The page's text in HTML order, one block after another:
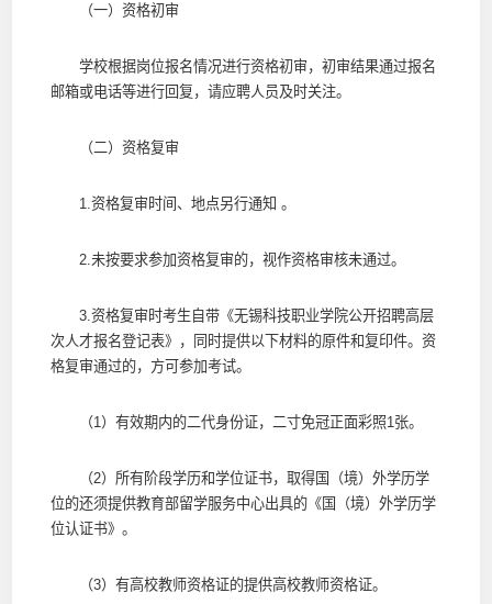
（一）资格初审
学校根据岗位报名情况进行资格初审，初审结果通过报名
邮箱或电话等进行回复，请应聘人员及时关注。
（二）资格复审
1.资格复审时间、地点另行通知 。
2.未按要求参加资格复审的，视作资格审核未通过。
3.资格复审时考生自带《无锡科技职业学院公开招聘高层
次人才报名登记表》，同时提供以下材料的原件和复印件。资
格复审通过的，方可参加考试。
（1）有效期内的二代身份证，二寸免冠正面彩照1张。
（2）所有阶段学历和学位证书，取得国（境）外学历学
位的还须提供教育部留学服务中心出具的《国（境）外学历学
位认证书》。
（3）有高校教师资格证的提供高校教师资格证。